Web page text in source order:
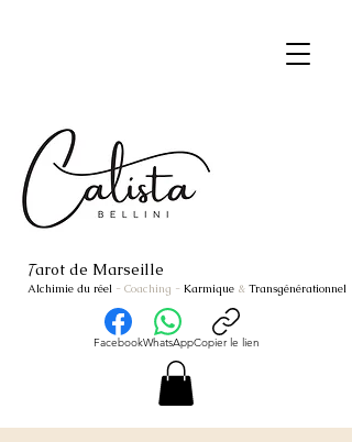
Tarot de Marseille
Alchimie du réel - Coaching - Karmique & Transgénérationnel
FacebookWhatsAppCopier le lien